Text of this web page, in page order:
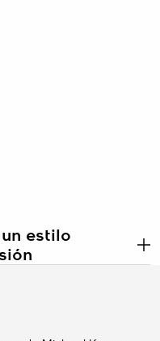
estilo
de situaciones, desde un
más formales. Esta
Las telas varían